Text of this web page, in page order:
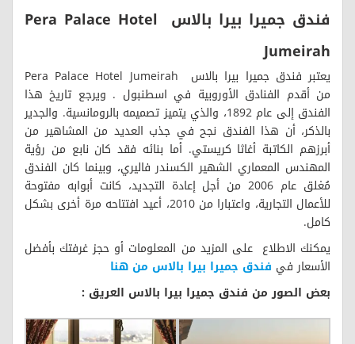
فندق جميرا بيرا بالاس Pera Palace Hotel
Jumeirah
يعتبر فندق جميرا بيرا بالاس Pera Palace Hotel Jumeirah
من أقدم الفنادق الأوروبية في اسطنبول . ويرجع تاريخ هذا
الفندق إلى عام 1892، والذي يتميز تصميمه بالرومانسية. والجدير
بالذكر، أن هذا الفندق نجح في جذب العديد من المشاهير من
أبرزهم الكاتبة أغاثا كريستي. أما بنائه فقد كان نابع من رؤية
المهندس المعماري الشهير الكسندر فاليري، وبينما كان الفندق
مُغلق عام 2006 من أجل إعادة التجديد، كانت أبوابه مفتوحة
للأعمال التجارية، واعتبارا من 2010، أعيد افتتاحه مرة أخرى بشكل
كامل.
يمكنك الاطلاع على المزيد من المعلومات أو حجز غرفتك بأفضل
الأسعار في فندق جميرا بيرا بالاس من هنا
بعض الصور من فندق جميرا بيرا بالاس العريق :